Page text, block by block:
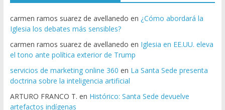
carmen ramos suarez de avellanedo en ¿Cómo abordará la
Iglesia los debates más sensibles?
carmen ramos suarez de avellanedo en Iglesia en EE.UU. eleva
el tono ante política exterior de Trump
servicios de marketing online 360 en La Santa Sede presenta
doctrina sobre la inteligencia artificial
ARTURO FRANCO T. en Histórico: Santa Sede devuelve
artefactos indígenas